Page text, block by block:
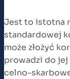
Jest to istotna
standardowej
może złożyć
prowadzi do jej
celno-